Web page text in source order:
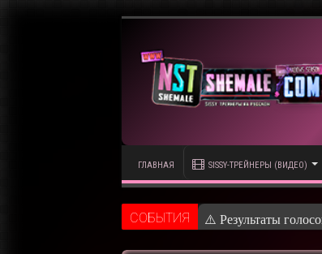
ГЛАВНАЯ SISSY-ТРЕЙНЕРЫ (ВИДЕО)
CОБЫТИЯ ⚠️ Результаты